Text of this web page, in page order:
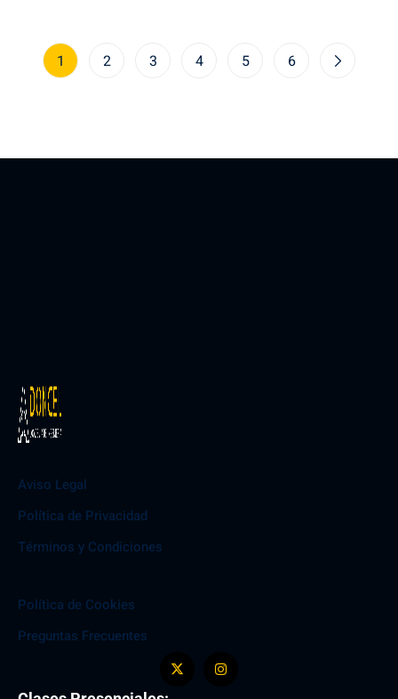
1 2 3 4 5 6
Aviso Legal
Política de Privacidad
Términos y Condiciones
Política de Cookies
Preguntas Frecuentes